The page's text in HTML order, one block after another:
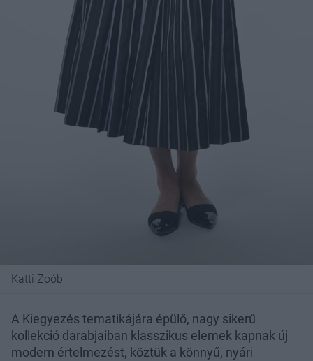
Katti Zoób
A Kiegyezés tematikájára épülő, nagy sikerű
kollekció darabjaiban klasszikus elemek kapnak új
modern értelmezést, köztük a könnyű, nyári